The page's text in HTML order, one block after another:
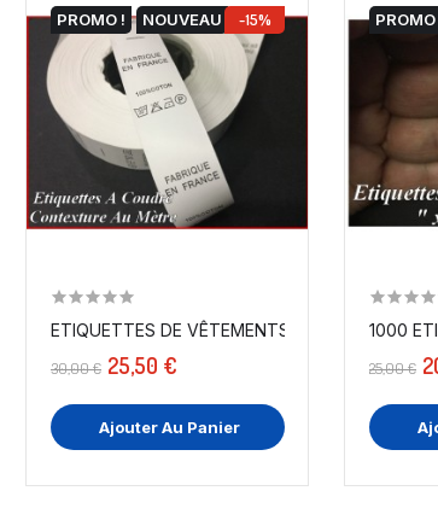
% VISCOSE " X...
PROMO ! NOUVEAU -15%
30,00 € 25,50 €
Ajouter Au Panier
PROMO
25,00 €